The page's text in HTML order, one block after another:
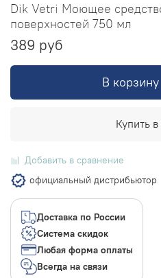
Dik Vetri Моющее
поверхностей 750 мл
389 руб
В корзину
Купить в
Добавить в сравнение
официальный дистрибьютор
Доставка по России
Система скидок
Любая форма оплаты
Всегда на связи